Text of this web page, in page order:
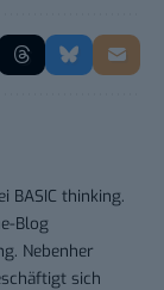
BASIC thinking.
Blog
Nebenher
sich